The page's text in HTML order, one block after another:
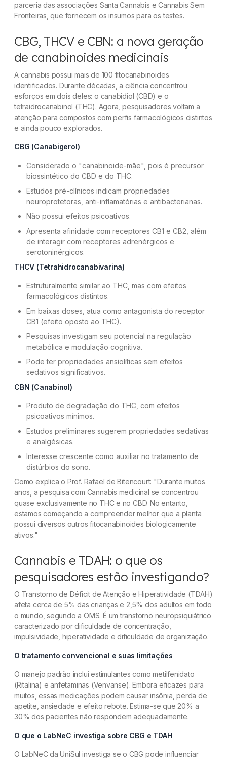
Cannabis e cicatrização de feridas diabéticas:
nova fronteira
Medicina personalizada com cannabis: cada
paciente, um protocolo
Desafios da pesquisa com cannabis no Brasil
O que esperar dos próximos anos
Referências
Dúvidas frequentes
parceria das associações Santa Cannabis e Cannabis Sem
Fronteiras, que fornecem os insumos para os testes.
CBG, THCV e CBN: a nova geração
de canabinoides medicinais
A cannabis possui mais de 100 fitocanabinoides
identificados. Durante décadas, a ciência concentrou
esforços em dois deles: o canabidiol (CBD) e o
tetraidrocanabinol (THC). Agora, pesquisadores voltam a
atenção para compostos com perfis farmacológicos distintos
e ainda pouco explorados.
CBG (Canabigerol)
Considerado o "canabinoide-mãe", pois é precursor
biossintético do CBD e do THC.
Estudos pré-clínicos indicam propriedades
neuroprotetoras, anti-inflamatórias e antibacterianas.
Não possui efeitos psicoativos.
Apresenta afinidade com receptores CB1 e CB2, além
de interagir com receptores adrenérgicos e
serotoninérgicos.
THCV (Tetrahidrocanabivarina)
Estruturalmente similar ao THC, mas com efeitos
farmacológicos distintos.
Em baixas doses, atua como antagonista do receptor
CB1 (efeito oposto ao THC).
Pesquisas investigam seu potencial na regulação
metabólica e modulação cognitiva.
Pode ter propriedades ansiolíticas sem efeitos
sedativos significativos.
CBN (Canabinol)
Produto de degradação do THC, com efeitos
psicoativos mínimos.
Estudos preliminares sugerem propriedades sedativas
e analgésicas.
Interesse crescente como auxiliar no tratamento de
distúrbios do sono.
Como explica o Prof. Rafael de Bitencourt: "Durante muitos
anos, a pesquisa com Cannabis medicinal se concentrou
quase exclusivamente no THC e no CBD. No entanto,
estamos começando a compreender melhor que a planta
possui diversos outros fitocanabinoides biologicamente
ativos."
Cannabis e TDAH: o que os
pesquisadores estão investigando?
O Transtorno de Déficit de Atenção e Hiperatividade (TDAH)
afeta cerca de 5% das crianças e 2,5% dos adultos em todo
o mundo, segundo a OMS. É um transtorno neuropsiquiátrico
caracterizado por dificuldade de concentração,
impulsividade, hiperatividade e dificuldade de organização.
O tratamento convencional e suas limitações
O manejo padrão inclui estimulantes como metilfenidato
(Ritalina) e anfetaminas (Venvanse). Embora eficazes para
muitos, essas medicações podem causar insônia, perda de
apetite, ansiedade e efeito rebote. Estima-se que 20% a
30% dos pacientes não respondem adequadamente.
O que o LabNeC investiga sobre CBG e TDAH
O LabNeC da UniSul investiga se o CBG pode influenciar